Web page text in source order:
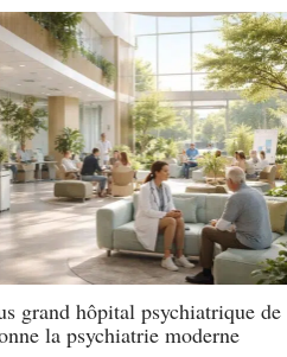
grand hôpital psychiatrique de
la psychiatrie moderne